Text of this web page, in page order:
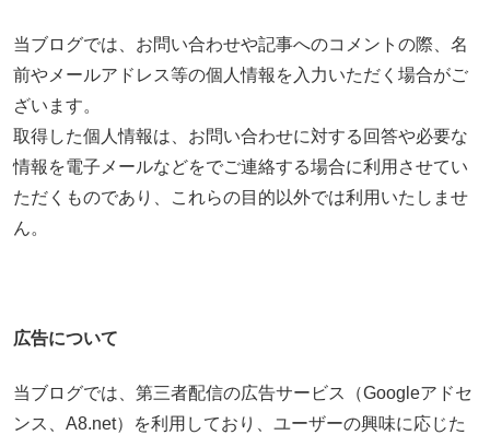
当ブログでは、お問い合わせや記事へのコメントの際、名
前やメールアドレス等の個人情報を入力いただく場合がご
ざいます。
取得した個人情報は、お問い合わせに対する回答や必要な
情報を電子メールなどをでご連絡する場合に利用させてい
ただくものであり、これらの目的以外では利用いたしませ
ん。
広告について
当ブログでは、第三者配信の広告サービス（Googleアドセ
ンス、A8.net）を利用しており、ユーザーの興味に応じた